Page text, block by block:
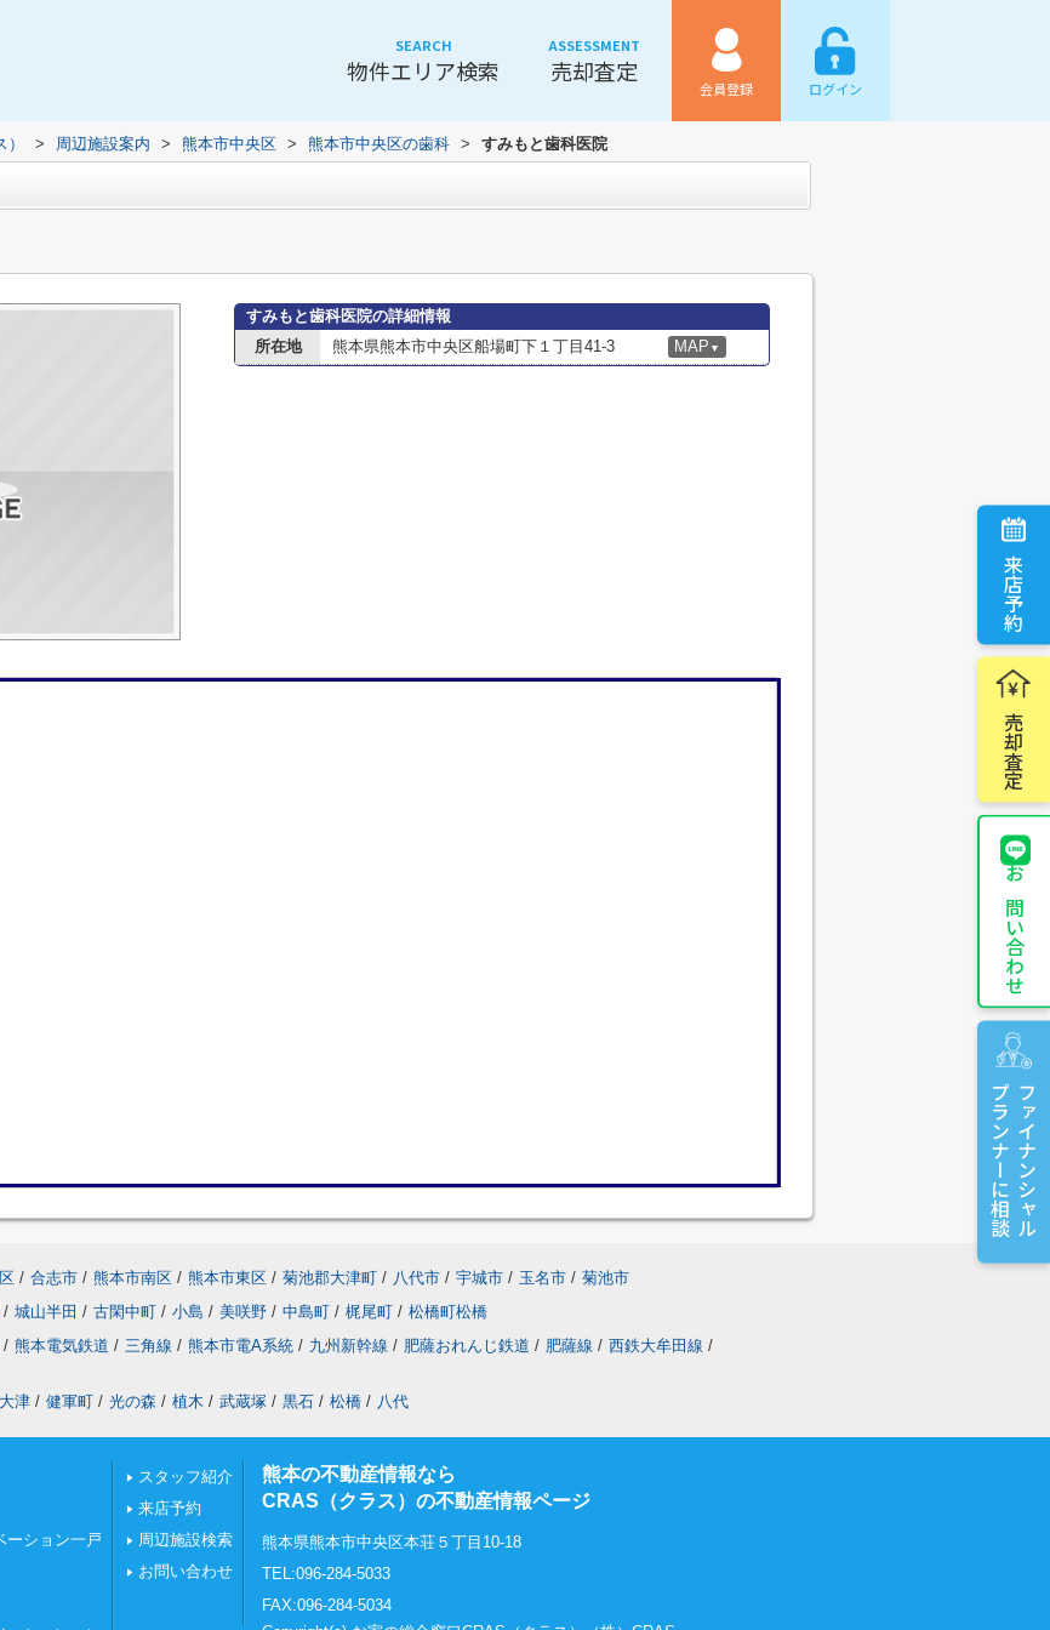
SEARCH
物件エリア検索
ASSESSMENT
売却査定
会員登録 ログイン
来店予約
売却査定
お問い合わせ
ファイナンシャル
プランナーに相談
> 周辺施設案内 > 熊本市中央区 > 熊本市中央区の歯科 > すみもと歯科医院
すみもと歯科医院の詳細情報
所在地
熊本県熊本市中央区船場町下１丁目41-3 MAP ▼
/ 合志市 / 熊本市南区 / 熊本市東区 / 菊池郡大津町 / 八代市 / 宇城市 / 玉名市 / 菊池市
/ 城山半田 / 古閑中町 / 小島 / 美咲野 / 中島町 / 梶尾町 / 松橋町松橋
/ 熊本電気鉄道 / 三角線 / 熊本市電A系統 / 九州新幹線 / 肥薩おれんじ鉄道 / 肥薩線 / 西鉄大牟田線 /
津 / 健軍町 / 光の森 / 植木 / 武蔵塚 / 黒石 / 松橋 / 八代
ーション一戸
スタッフ紹介
来店予約
周辺施設検索
お問い合わせ
熊本の不動産情報なら
CRAS（クラス）の不動産情報ページ
熊本県熊本市中央区本荘５丁目10-18
TEL:096-284-5033
FAX:096-284-5034